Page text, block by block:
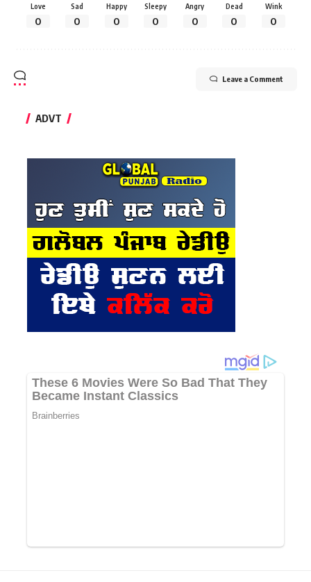
Love
0
Sad
0
Happy
0
Sleepy
0
Angry
0
Dead
0
Wink
0
Leave a Comment
ADVT